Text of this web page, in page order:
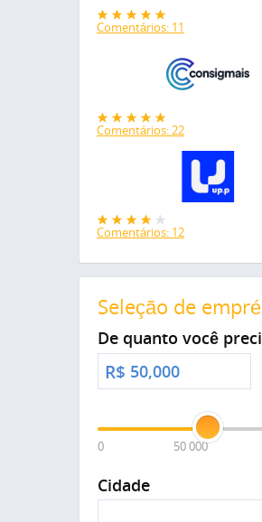
Comentários: 11
Comentários: 22
Comentários: 12
Seleção de
De quanto você
R$
0 50 000
Cidade